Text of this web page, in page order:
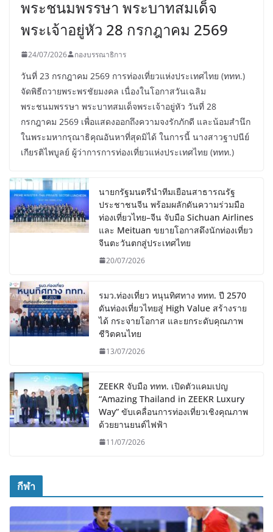
พระชนมพรรษา พระบาทสมเด็จ
พระเจ้าอยู่หัว 28 กรกฎาคม 2569
24/07/2026 กองบรรณาธิการ
วันที่ 23 กรกฎาคม 2569 การท่องเที่ยวแห่งประเทศไทย (ททท.)
จัดพิธีถวายพระพรชัยมงคล เนื่องในโอกาสวันเฉลิม
พระชนมพรรษา พระบาทสมเด็จพระเจ้าอยู่หัว วันที่ 28
กรกฎาคม 2569 เพื่อแสดงออกถึงความจงรักภักดี และน้อมสำนึก
ในพระมหากรุณาธิคุณอันหาที่สุดมิได้ ในการนี้ นางสาวฐาปนีย์
เกียรติไพบูลย์ ผู้ว่าการการท่องเที่ยวแห่งประเทศไทย (ททท.)
นายกรัฐมนตรีนำทีมเยือนสาธารณรัฐ
ประชาชนจีน พร้อมผลักดันความร่วมมือ
ท่องเที่ยวไทย–จีน จับมือ Sichuan Airlines
และ Meituan ขยายโอกาสดึงนักท่องเที่ยว
จีนตะวันตกสู่ประเทศไทย
20/07/2026
รมว.ท่องเที่ยว หนุนทิศทาง ททท. ปี 2570
ดันท่องเที่ยวไทยสู่ High Value สร้างราย
ได้ กระจายโอกาส และยกระดับคุณภาพ
ชีวิตคนไทย
13/07/2026
ZEEKR จับมือ ททท. เปิดตัวแคมเปญ
“Amazing Thailand in ZEEKR Luxury
Way” ขับเคลื่อนการท่องเที่ยวเชิงคุณภาพ
ด้วยยานยนต์ไฟฟ้า
11/07/2026
กีฬา